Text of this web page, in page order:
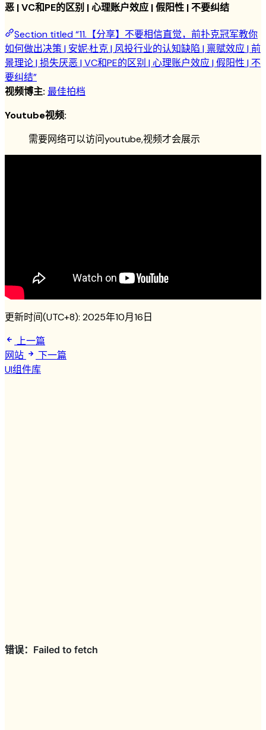
恶 | VC和PE的区别 | 心理账户效应 | 假阳性 | 不要纠结
Section titled “11.【分享】不要相信直觉，前扑克冠军教你
如何做出决策 | 安妮·杜克 | 风投行业的认知缺陷 | 禀赋效应 | 前
景理论 | 损失厌恶 | VC和PE的区别 | 心理账户效应 | 假阳性 | 不
要纠结”
视频博主: 最佳拍档
Youtube视频:
需要网络可以访问youtube,视频才会展示
更新时间(UTC+8): 2025年10月16日
上一篇
网站
下一篇
UI组件库